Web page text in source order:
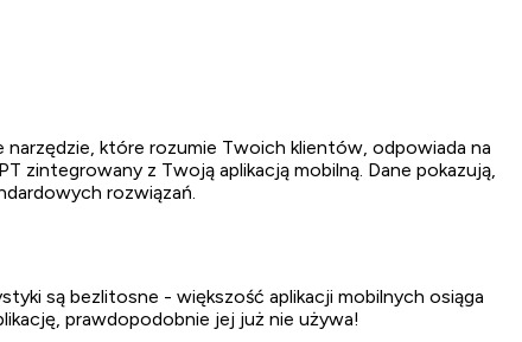
narzędzie, które rozumie Twoich klientów, odpowiada na
zintegrowany z Twoją aplikacją mobilną. Dane pokazują,
rozwiązań.
są bezlitosne - większość aplikacji mobilnych osiąga
prawdopodobnie jej już nie używa!